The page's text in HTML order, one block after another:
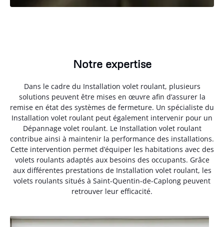
Notre expertise
Dans le cadre du Installation volet roulant, plusieurs
solutions peuvent être mises en œuvre afin d’assurer la
remise en état des systèmes de fermeture. Un spécialiste du
Installation volet roulant peut également intervenir pour un
Dépannage volet roulant. Le Installation volet roulant
contribue ainsi à maintenir la performance des installations.
Cette intervention permet d’équiper les habitations avec des
volets roulants adaptés aux besoins des occupants. Grâce
aux différentes prestations de Installation volet roulant, les
volets roulants situés à Saint-Quentin-de-Caplong peuvent
retrouver leur efficacité.